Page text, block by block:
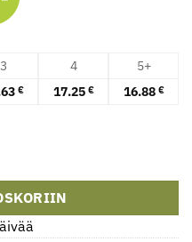
3 4
5+
€ 17.25 € 16.88 €